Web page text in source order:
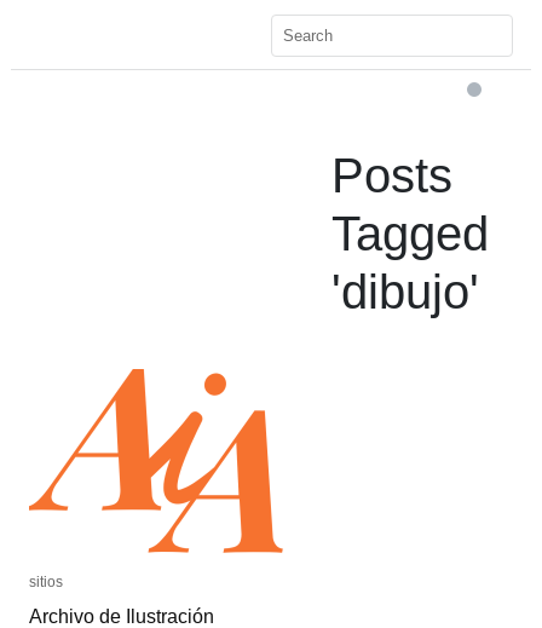
Posts
Tagged
'dibujo'
sitios
Archivo de Ilustración
sitios
Archivo de Ilustración